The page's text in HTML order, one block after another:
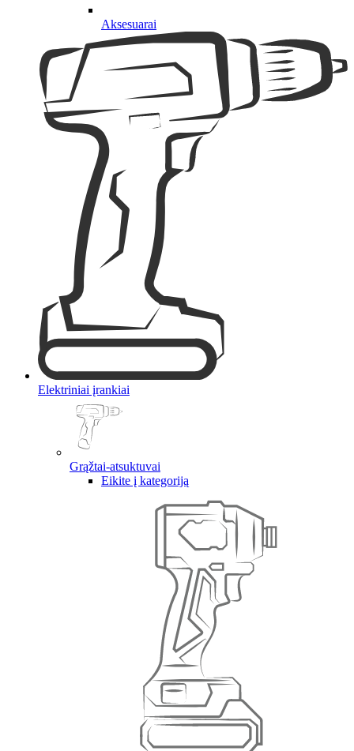
Aksesuarai
Elektriniai įrankiai
Grąžtai-atsuktuvai
Eikite į kategoriją